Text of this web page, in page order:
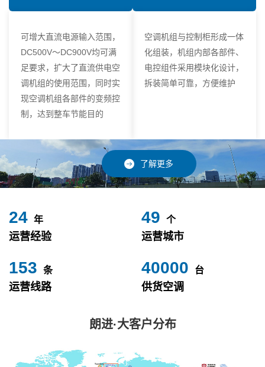
可增大直流电源输入范围，
DC500V～DC900V均可满
足要求，扩大了直流供电空
调机组的使用范围，同时实
现空调机组各部件的变频控
制，达到整车节能目的
空调机组与控制柜形成一体
化组装，机组内部各部件、
电控组件采用模块化设计，
拆装简单可靠，方便维护
了解更多
24 年
运营经验
49 个
运营城市
153 条
运营线路
40000 台
供货空调
朗进·大客户分布